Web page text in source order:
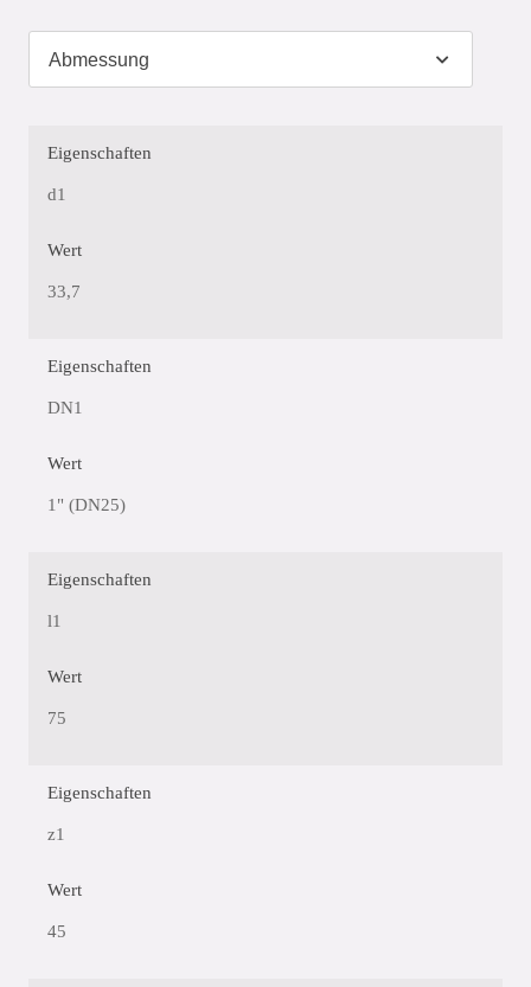
Eigenschaften
d1
Wert
33,7
Eigenschaften
DN1
Wert
1" (DN25)
Eigenschaften
l1
Wert
75
Eigenschaften
z1
Wert
45